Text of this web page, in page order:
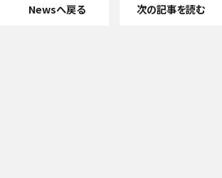
Newsへ戻る 次の記事を読む